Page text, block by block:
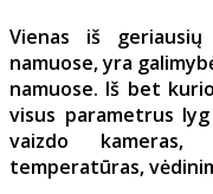
Vienas iš
namuose, yra
namuose. Iš bet
visus parametrus
vaizdo kameras,
temperatūras,